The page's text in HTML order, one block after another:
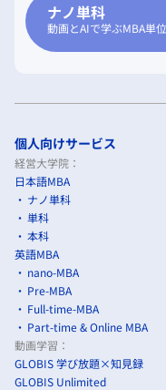
ナノ単科
動画とAIで学ぶMBA単位
個人向けサービス
経営大学院：
日本語MBA
ナノ単科
単科
本科
英語MBA
nano-MBA
Pre-MBA
Full-time-MBA
Part-time & Online MBA
動画学習：
GLOBIS 学び放題×知見録
GLOBIS Unlimited